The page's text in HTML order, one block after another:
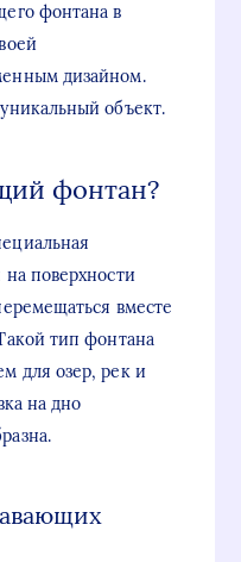
фонтана в
дизайном.
объект.
фонтан?
на поверхности
вместе
тип фонтана
для озер, рек и
на дно